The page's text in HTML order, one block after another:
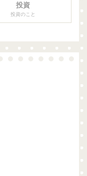
投資
投資のこと